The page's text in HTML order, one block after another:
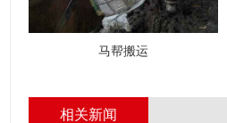
马帮搬运
相关新闻